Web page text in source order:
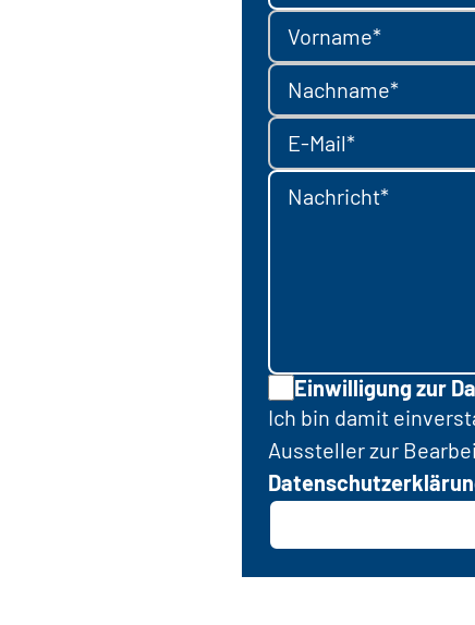
Vorname*
Nachname*
E-Mail*
Nachricht*
Einwilligung zur
Ich bin damit
Aussteller zur